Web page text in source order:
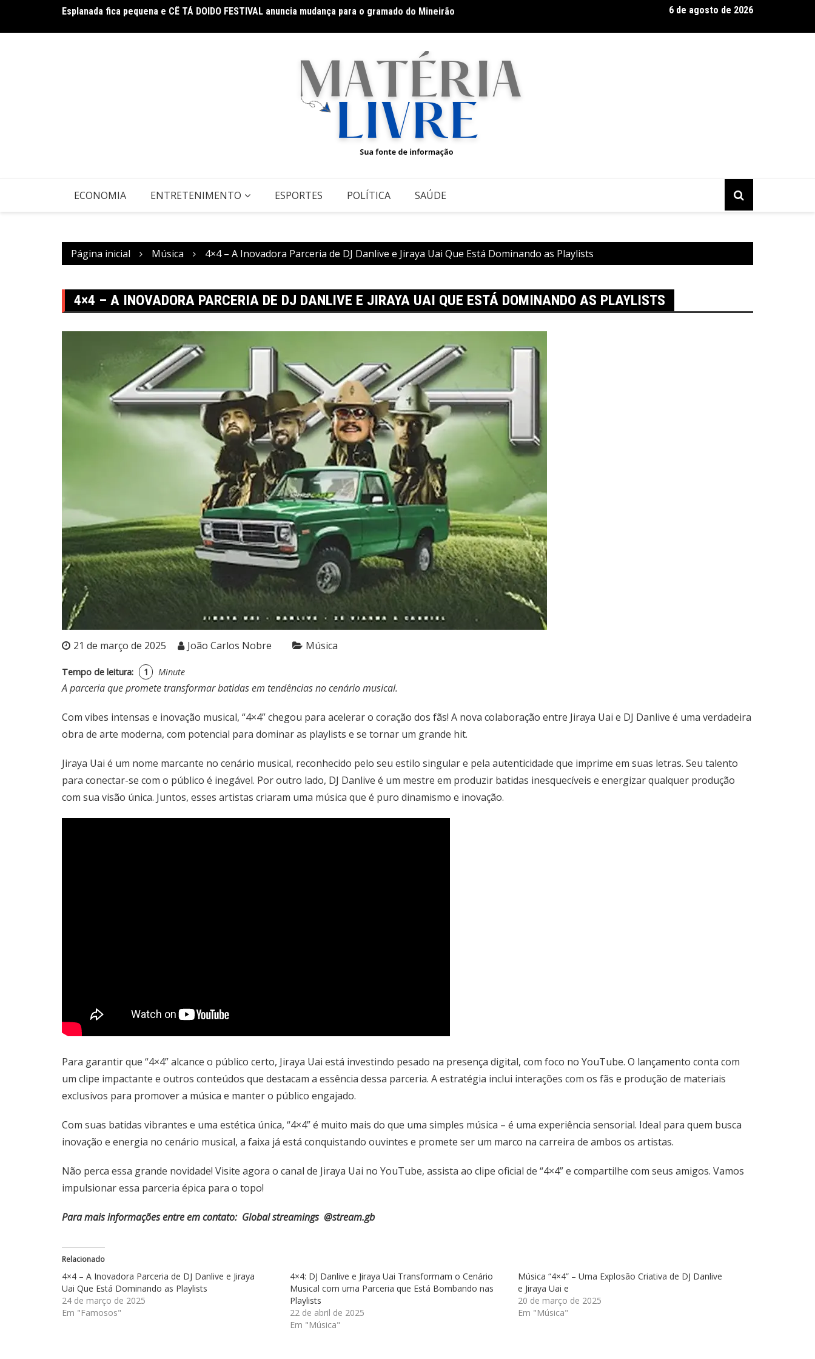
o
Esplanada fica pequena e CÊ TÁ DOIDO FESTIVAL anuncia mudança para o gramado do Mineirão Além do positivo ou negativo: 4 razões para repensar o diagnóstico de
6 de agosto de 2026
ECONOMIA ENTRETENIMENTO ESPORTES POLÍTICA SAÚDE
Página inicial Música 4×4 – A Inovadora Parceria de DJ Danlive e Jiraya Uai Que Está Dominando as Playlists
4×4 – A INOVADORA PARCERIA DE DJ DANLIVE E JIRAYA UAI QUE ESTÁ DOMINANDO AS PLAYLISTS
21 de março de 2025 João Carlos Nobre Música
Tempo de leitura: 1 Minute
A parceria que promete transformar batidas em tendências no cenário musical.
Com vibes intensas e inovação musical, “4×4” chegou para acelerar o coração dos fãs! A nova colaboração entre Jiraya Uai e DJ Danlive é uma verdadeira
obra de arte moderna, com potencial para dominar as playlists e se tornar um grande hit.
Jiraya Uai é um nome marcante no cenário musical, reconhecido pelo seu estilo singular e pela autenticidade que imprime em suas letras. Seu talento
para conectar-se com o público é inegável. Por outro lado, DJ Danlive é um mestre em produzir batidas inesquecíveis e energizar qualquer produção
com sua visão única. Juntos, esses artistas criaram uma música que é puro dinamismo e inovação.
Para garantir que “4×4” alcance o público certo, Jiraya Uai está investindo pesado na presença digital, com foco no YouTube. O lançamento conta com
um clipe impactante e outros conteúdos que destacam a essência dessa parceria. A estratégia inclui interações com os fãs e produção de materiais
exclusivos para promover a música e manter o público engajado.
Com suas batidas vibrantes e uma estética única, “4×4” é muito mais do que uma simples música – é uma experiência sensorial. Ideal para quem busca
inovação e energia no cenário musical, a faixa já está conquistando ouvintes e promete ser um marco na carreira de ambos os artistas.
Não perca essa grande novidade! Visite agora o canal de Jiraya Uai no YouTube, assista ao clipe oficial de “4×4” e compartilhe com seus amigos. Vamos
impulsionar essa parceria épica para o topo!
Para mais informações entre em contato: Global streamings @stream.gb
Relacionado
4×4 – A Inovadora Parceria de DJ Danlive e Jiraya
Uai Que Está Dominando as Playlists
24 de março de 2025
Em "Famosos"
4×4: DJ Danlive e Jiraya Uai Transformam o Cenário
Musical com uma Parceria que Está Bombando nas
Playlists
22 de abril de 2025
Em "Música"
Música “4×4” – Uma Explosão Criativa de DJ Danlive
e Jiraya Uai e
20 de março de 2025
Em "Música"